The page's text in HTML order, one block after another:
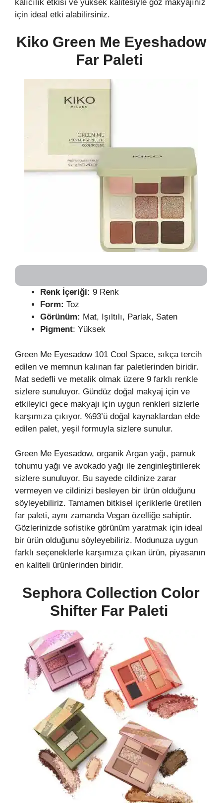
kalıcılık etkisi ve yüksek kalitesiyle göz makyajınız
için ideal etki alabilirsiniz.
Kiko Green Me Eyeshadow
Far Paleti
Renk İçeriği: 9 Renk
Form: Toz
Görünüm: Mat, Işıltılı, Parlak, Saten
Pigment: Yüksek
Green Me Eyesadow 101 Cool Space, sıkça tercih
edilen ve memnun kalınan far paletlerinden biridir.
Mat sedefli ve metalik olmak üzere 9 farklı renkle
sizlere sunuluyor. Gündüz doğal makyaj için ve
etkileyici gece makyajı için uygun renkleri sizlerle
karşımıza çıkıyor. %93’ü doğal kaynaklardan elde
edilen palet, yeşil formuyla sizlere sunulur.
Green Me Eyesadow, organik Argan yağı, pamuk
tohumu yağı ve avokado yağı ile zenginleştirilerek
sizlere sunuluyor. Bu sayede cildinize zarar
vermeyen ve cildinizi besleyen bir ürün olduğunu
söyleyebiliriz. Tamamen bitkisel içeriklerle üretilen
far paleti, aynı zamanda Vegan özelliğe sahiptir.
Gözlerinizde sofistike görünüm yaratmak için ideal
bir ürün olduğunu söyleyebiliriz. Modunuza uygun
farklı seçeneklerle karşımıza çıkan ürün, piyasanın
en kaliteli ürünlerinden biridir.
Sephora Collection Color
Shifter Far Paleti